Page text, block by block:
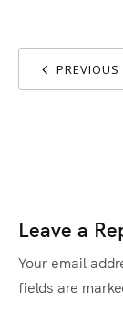
PREVIOUS
Leave a
Your email
fields are